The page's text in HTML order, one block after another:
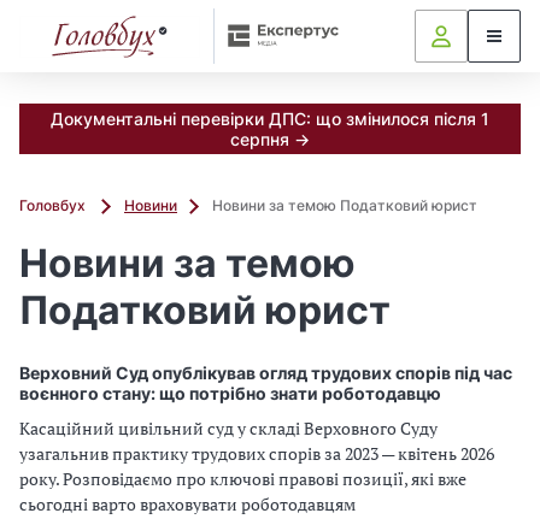
Документальні перевірки ДПС: що змінилося після 1
серпня →
Головбух Новини Новини за темою Податковий юрист
Новини за темою
Податковий юрист
Верховний Суд опублікував огляд трудових спорів під час
воєнного стану: що потрібно знати роботодавцю
Касаційний цивільний суд у складі Верховного Суду
узагальнив практику трудових спорів за 2023 — квітень 2026
року. Розповідаємо про ключові правові позиції, які вже
сьогодні варто враховувати роботодавцям